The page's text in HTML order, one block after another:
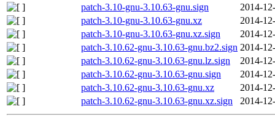
patch-3.10-gnu-3.10.63-gnu.sign
2014-
patch-3.10-gnu-3.10.63-gnu.xz
2014-
patch-3.10-gnu-3.10.63-gnu.xz.sign
2014-
patch-3.10.62-gnu-3.10.63-gnu.bz2.sign 2014-
patch-3.10.62-gnu-3.10.63-gnu.lz.sign
2014-
patch-3.10.62-gnu-3.10.63-gnu.sign
2014-
patch-3.10.62-gnu-3.10.63-gnu.xz
2014-
patch-3.10.62-gnu-3.10.63-gnu.xz.sign
2014-